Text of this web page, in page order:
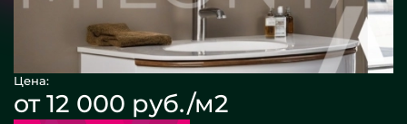
Цена:
от 12 000 руб./м2